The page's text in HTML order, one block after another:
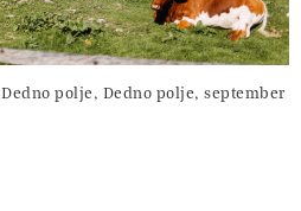
Dedno polje, Dedno polje, september